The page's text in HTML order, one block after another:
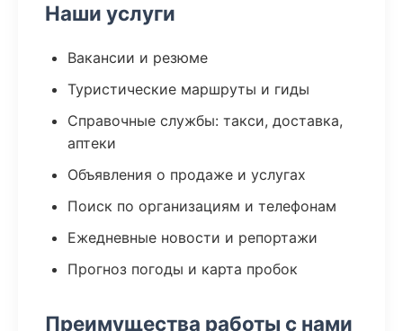
Наши услуги
Вакансии и резюме
Туристические маршруты и гиды
Справочные службы: такси, доставка,
аптеки
Объявления о продаже и услугах
Поиск по организациям и телефонам
Ежедневные новости и репортажи
Прогноз погоды и карта пробок
Преимущества работы с нами